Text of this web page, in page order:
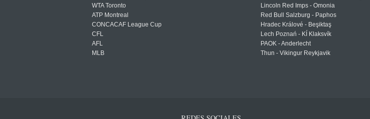
WTA Toronto
ATP Montreal
CONCACAF League Cup
CFL
AFL
MLB
Lincoln Red Imps - Omonia
Red Bull Salzburg - Paphos
Hradec Králové - Beşiktaş
Lech Poznań - KÍ Klaksvík
PAOK - Anderlecht
Thun - Vikingur Reykjavik